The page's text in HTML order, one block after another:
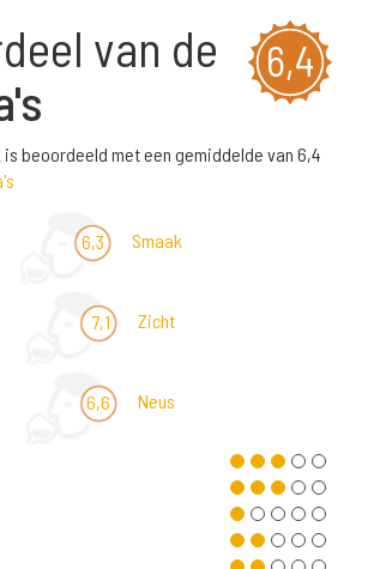
6,4
van de
is beoordeeld met een gemiddelde van 6,4
6,3 Smaak
7,1 Zicht
6,6 Neus